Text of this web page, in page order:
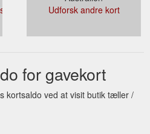
Udforsk andre kort
for gavekort
kortsaldo ved at visit butik tæller /